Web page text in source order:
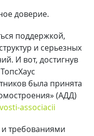
доверие.
поддержкой,
и серьезных
И вот, достигнув
была принята
(АДД)
associacii
требованиями